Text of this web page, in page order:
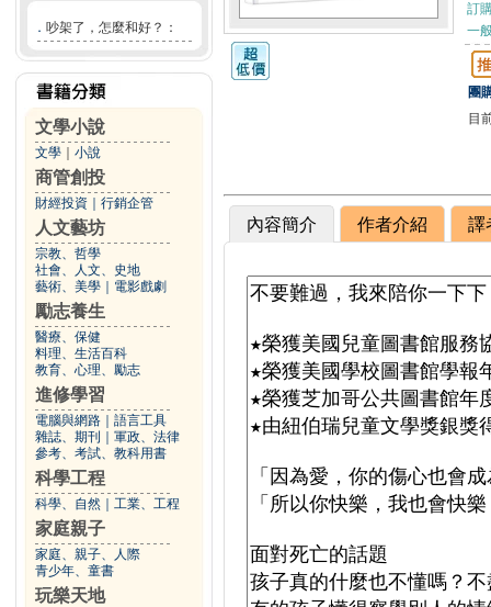
． 吵架了，怎麼和好？：
文學小說
文學 小說
商管創投
財經投資 行銷企管
人文藝坊
宗教、哲學
社會、人文、史地
藝術、美學
電影戲劇
勵志養生
醫療、保健
料理、生活百科
教育、心理、勵志
進修學習
電腦與網路
語言工具
雜誌、期刊
軍政、法律
參考、考試、教科用書
科學工程
科學、自然 工業、工程
家庭親子
家庭、親子、人際
青少年、童書
玩樂天地
訂
一
團
目
內容簡介 作者介紹 譯